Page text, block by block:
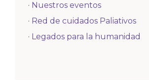
· Nuestros eventos
· Red de cuidados Paliativos
· Legados para la humanidad